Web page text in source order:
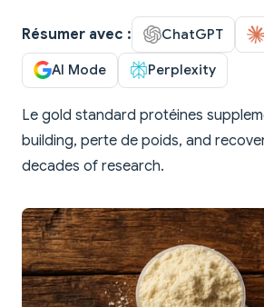
Résumer avec : ChatGPT
AI Mode Perplexity
Le gold standard protéines
building, perte de poids, and
decades of research.